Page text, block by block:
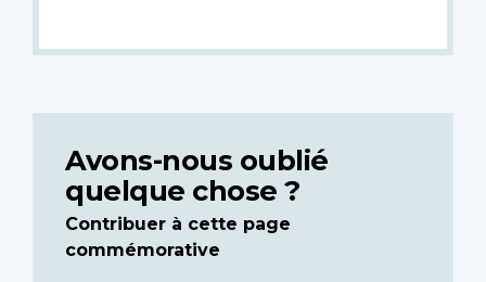
Avons-nous oublié
quelque chose ?
Contribuer à cette page
commémorative